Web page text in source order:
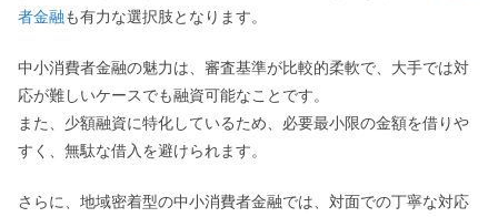
者金融も有力な選択肢となります。
中小消費者金融の魅力は、審査基準が比較的柔軟で、大手では対
応が難しいケースでも融資可能なことです。
また、少額融資に特化しているため、必要最小限の金額を借りや
すく、無駄な借入を避けられます。
さらに、地域密着型の中小消費者金融では、対面での丁寧な対応